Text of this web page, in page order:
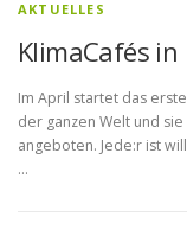
AKTUELLES
KlimaCafés
Im April startet das
der ganzen Welt und
angeboten. Jede:r ist
…